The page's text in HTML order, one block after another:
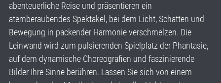
abenteuerliche Reise und präsentieren ein
atemberaubendes Spektakel, bei dem Licht, Schatten und
Bewegung in packender Harmonie verschmelzen. Die
Leinwand wird zum pulsierenden Spielplatz der Phantasie,
auf dem dynamische Choreografien und faszinierende
Bilder Ihre Sinne berühren. Lassen Sie sich von einem